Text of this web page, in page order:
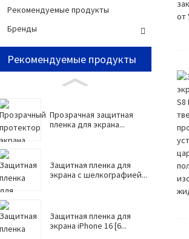
Рекомендуемые продукты
Бренды
Рекомендуемые продукты
Прозрачная защитная
пленка для экрана...
Защитная пленка для
экрана с шелкографией...
Защитная пленка для
экрана iPhone 16 [6...